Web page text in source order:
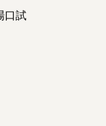
口試